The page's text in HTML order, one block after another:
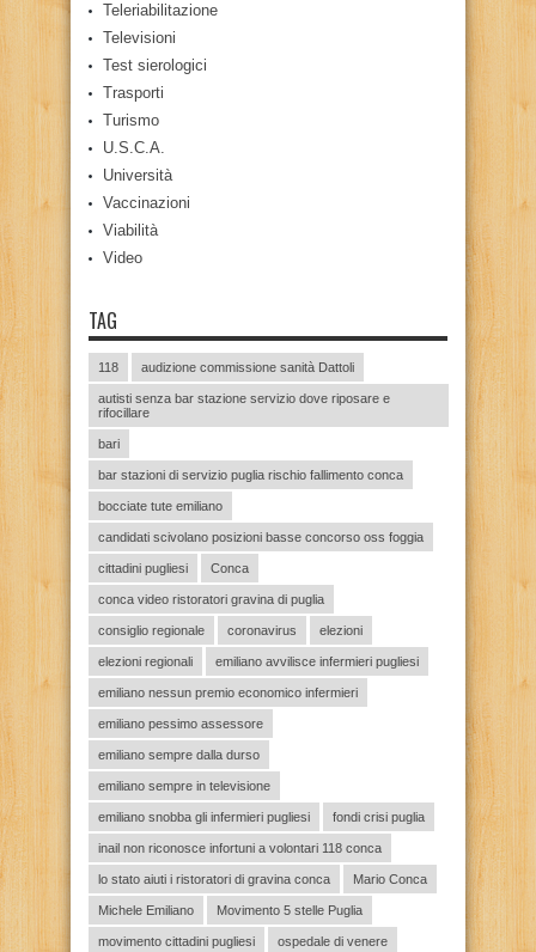
Teleriabilitazione
Televisioni
Test sierologici
Trasporti
Turismo
U.S.C.A.
Università
Vaccinazioni
Viabilità
Video
TAG
118 audizione commissione sanità Dattoli
autisti senza bar stazione servizio dove riposare e
rifocillare
bari
bar stazioni di servizio puglia rischio fallimento conca
bocciate tute emiliano
candidati scivolano posizioni basse concorso oss foggia
cittadini pugliesi Conca
conca video ristoratori gravina di puglia
consiglio regionale coronavirus elezioni
elezioni regionali emiliano avvilisce infermieri pugliesi
emiliano nessun premio economico infermieri
emiliano pessimo assessore
emiliano sempre dalla durso
emiliano sempre in televisione
emiliano snobba gli infermieri pugliesi fondi crisi puglia
inail non riconosce infortuni a volontari 118 conca
lo stato aiuti i ristoratori di gravina conca Mario Conca
Michele Emiliano Movimento 5 stelle Puglia
movimento cittadini pugliesi ospedale di venere